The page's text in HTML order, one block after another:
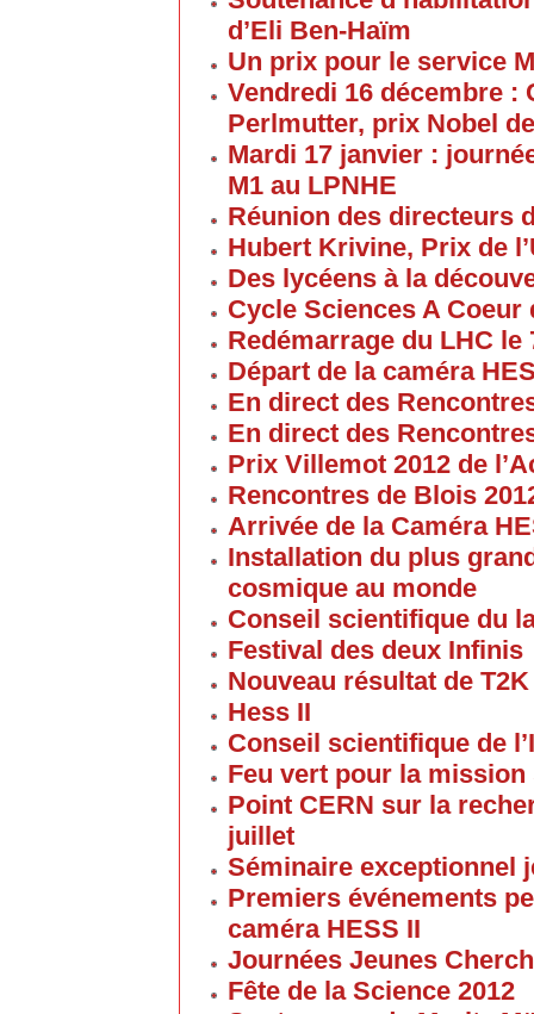
d’Eli Ben-Haïm
Un prix pour le service
Vendredi 16 décembre :
Perlmutter, prix Nobel
Mardi 17 janvier :
M1 au LPNHE
Réunion des directeurs
Hubert Krivine, Prix de
Des lycéens à la
Cycle Sciences A Coeur
Redémarrage du LHC le
Départ de la caméra
En direct des
En direct des
Prix Villemot 2012 de
Rencontres de Blois
Arrivée de la Caméra
Installation du plus
cosmique au monde
Conseil scientifique du
Festival des deux Infinis
Nouveau résultat de T2K
Hess II
Conseil scientifique de
Feu vert pour la
Point CERN sur la
juillet
Séminaire exceptionnel
Premiers événements
caméra HESS II
Journées Jeunes
Fête de la Science 2012